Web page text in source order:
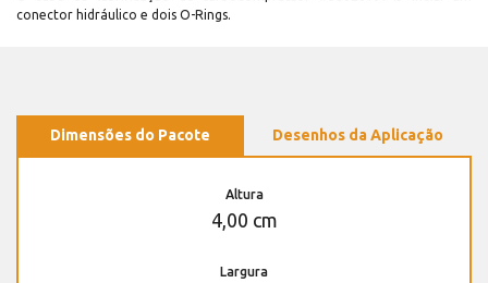
conector hidráulico e dois O-Rings.
Dimensões do Pacote Desenhos da Aplicação
Altura
4,00 cm
Largura